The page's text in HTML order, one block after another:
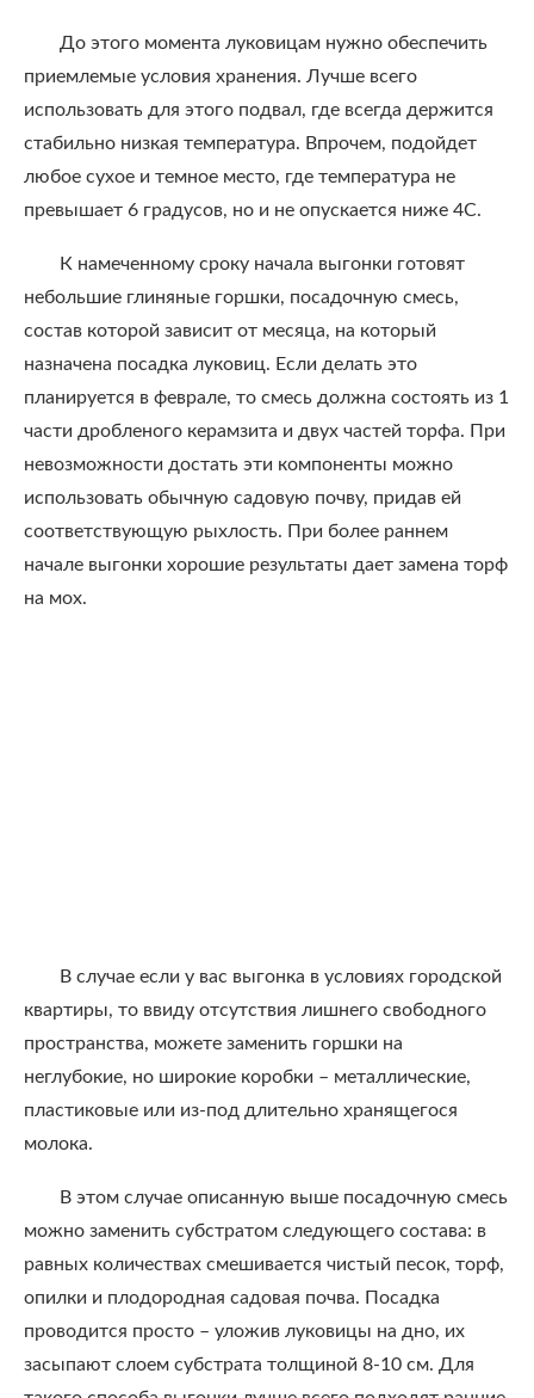
До этого момента луковицам нужно обеспечить
приемлемые условия хранения. Лучше всего
использовать для этого подвал, где всегда держится
стабильно низкая температура. Впрочем, подойдет
любое сухое и темное место, где температура не
превышает 6 градусов, но и не опускается ниже 4С.
К намеченному сроку начала выгонки готовят
небольшие глиняные горшки, посадочную смесь,
состав которой зависит от месяца, на который
назначена посадка луковиц. Если делать это
планируется в феврале, то смесь должна состоять из 1
части дробленого керамзита и двух частей торфа. При
невозможности достать эти компоненты можно
использовать обычную садовую почву, придав ей
соответствующую рыхлость. При более раннем
начале выгонки хорошие результаты дает замена торф
на мох.
В случае если у вас выгонка в условиях городской
квартиры, то ввиду отсутствия лишнего свободного
пространства, можете заменить горшки на
неглубокие, но широкие коробки – металлические,
пластиковые или из-под длительно хранящегося
молока.
В этом случае описанную выше посадочную смесь
можно заменить субстратом следующего состава: в
равных количествах смешивается чистый песок, торф,
опилки и плодородная садовая почва. Посадка
проводится просто – уложив луковицы на дно, их
засыпают слоем субстрата толщиной 8-10 см. Для